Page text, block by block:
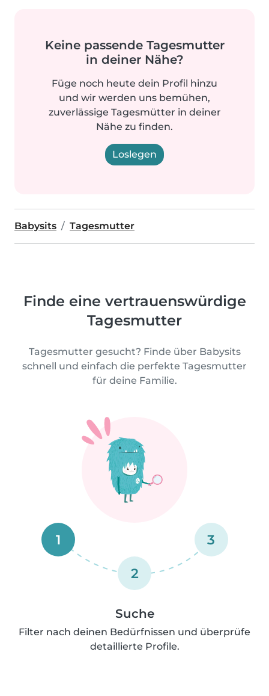
Keine passende Tagesmutter
in deiner Nähe?
Füge noch heute dein Profil hinzu
und wir werden uns bemühen,
zuverlässige Tagesmütter in deiner
Nähe zu finden.
Loslegen
Babysits Tagesmutter
Finde eine vertrauenswürdige
Tagesmutter
Tagesmutter gesucht? Finde über Babysits
schnell und einfach die perfekte Tagesmutter
für deine Familie.
1
2
3
Suche
Filter nach deinen Bedürfnissen und überprüfe
detaillierte Profile.